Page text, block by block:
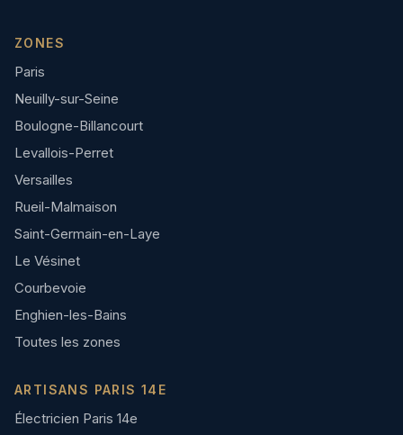
ZONES
Paris
Neuilly-sur-Seine
Boulogne-Billancourt
Levallois-Perret
Versailles
Rueil-Malmaison
Saint-Germain-en-Laye
Le Vésinet
Courbevoie
Enghien-les-Bains
Toutes les zones
ARTISANS PARIS 14E
Électricien Paris 14e